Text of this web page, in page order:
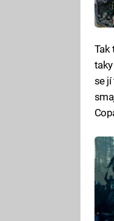
Tak
se jí